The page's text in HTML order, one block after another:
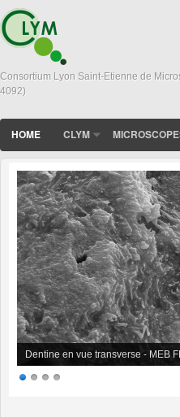
Consortium Lyon Saint-Etienne de
4092)
HOME CLYM
Dentine en vue transverse - MEB